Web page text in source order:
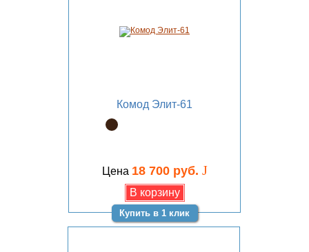
Комод Элит-61
Цена 18 700 руб. J
Купить в 1 клик